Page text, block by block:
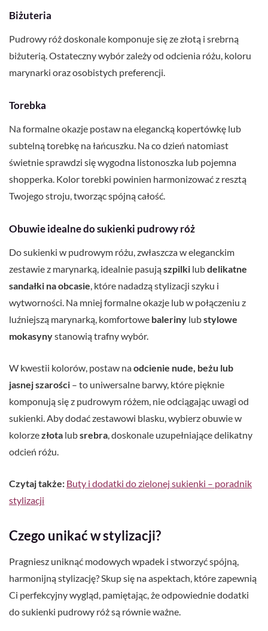
Biżuteria
Pudrowy róż doskonale komponuje się ze złotą i srebrną
biżuterią. Ostateczny wybór zależy od odcienia różu, koloru
marynarki oraz osobistych preferencji.
Torebka
Na formalne okazje postaw na elegancką kopertówkę lub
subtelną torebkę na łańcuszku. Na co dzień natomiast
świetnie sprawdzi się wygodna listonoszka lub pojemna
shopperka. Kolor torebki powinien harmonizować z resztą
Twojego stroju, tworząc spójną całość.
Obuwie idealne do sukienki pudrowy róż
Do sukienki w pudrowym różu, zwłaszcza w eleganckim
zestawie z marynarką, idealnie pasująszpilki lubdelikatne
sandałki na obcasie, które nadadzą stylizacji szyku i
wytworności. Na mniej formalne okazje lub w połączeniu z
luźniejszą marynarką, komfortowe baleriny lubstylowe
mokasynystanowią trafny wybór.
W kwestii kolorów, postaw naodcienie nude, beżu lub
jasnej szarości – to uniwersalne barwy, które pięknie
komponują się z pudrowym różem, nie odciągając uwagi od
sukienki. Aby dodać zestawowi blasku, wybierz obuwie w
kolorzezłota lubsrebra, doskonale uzupełniające delikatny
odcień różu.
Czytaj także: Buty i dodatki do zielonej sukienki – poradnik
stylizacji
Czego unikać w stylizacji?
Pragniesz uniknąć modowych wpadek i stworzyć spójną,
harmonijną stylizację? Skup się na aspektach, które zapewnią
Ci perfekcyjny wygląd, pamiętając, że odpowiednie dodatki
do sukienki pudrowy róż są równie ważne.